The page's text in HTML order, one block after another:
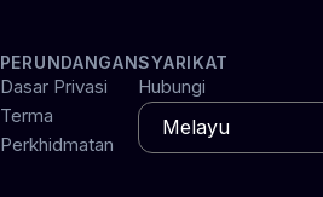
PERUNDANGAN
Dasar Privasi
Terma
Perkhidmatan
SYARIKAT
Hubungi